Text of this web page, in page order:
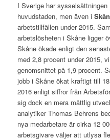
I Sverige har
huvudstaden, men även i
arbetstillfällen under 2015.
arbetslösheten i Skåne ligger
Skåne ökade enligt den
med 2,8 procent under 2015,
genomsnittet på 1,9 procent.
jobb i Skåne ökat kraftigt till
2016 enligt siffror från
sig dock en mera måttlig
analytiker Thomas Behrens
nya medarbetare är cirka 12
arbetsgivare väljer att utlysa